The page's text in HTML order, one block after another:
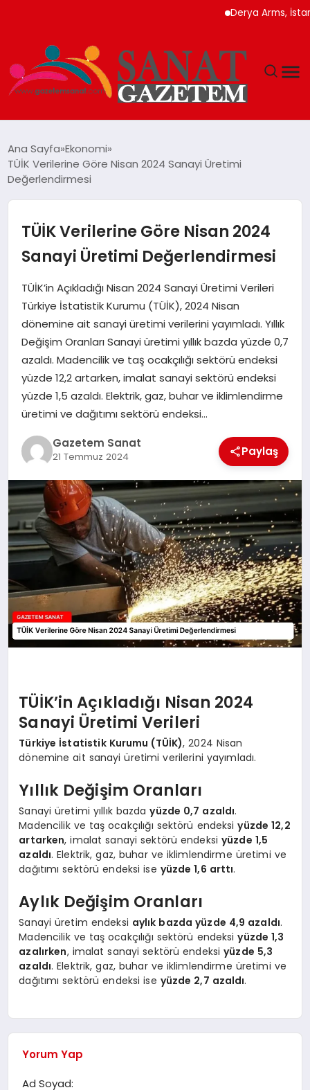
Derya Arms, İstanbul
TEKNOLOJI
YAŞAM
EKONOMI
SAĞLIK
DÜNYA
Ana Sayfa Ekonomi
TÜİK Verilerine Göre Nisan 2024 Sanayi Üretimi
Değerlendirmesi
TÜİK Verilerine Göre Nisan 2024
Sanayi Üretimi Değerlendirmesi
TÜİK’in Açıkladığı Nisan 2024 Sanayi Üretimi Verileri
Türkiye İstatistik Kurumu (TÜİK), 2024 Nisan
dönemine ait sanayi üretimi verilerini yayımladı. Yıllık
Değişim Oranları Sanayi üretimi yıllık bazda yüzde 0,7
azaldı. Madencilik ve taş ocakçılığı sektörü endeksi
yüzde 12,2 artarken, imalat sanayi sektörü endeksi
yüzde 1,5 azaldı. Elektrik, gaz, buhar ve iklimlendirme
üretimi ve dağıtımı sektörü endeksi…
Gazetem Sanat
21 Temmuz 2024 Paylaş
TÜİK’in Açıkladığı Nisan 2024
Sanayi Üretimi Verileri
Türkiye İstatistik Kurumu (TÜİK), 2024 Nisan
dönemine ait sanayi üretimi verilerini yayımladı.
Yıllık Değişim Oranları
Sanayi üretimi yıllık bazdayüzde 0,7 azaldı.
Madencilik ve taş ocakçılığı sektörü endeksiyüzde 12,2
artarken, imalat sanayi sektörü endeksi yüzde 1,5
azaldı. Elektrik, gaz, buhar ve iklimlendirme üretimi ve
dağıtımı sektörü endeksi ise yüzde 1,6 arttı.
Aylık Değişim Oranları
Sanayi üretim endeksi aylık bazda yüzde 4,9 azaldı.
Madencilik ve taş ocakçılığı sektörü endeksiyüzde 1,3
azalırken, imalat sanayi sektörü endeksiyüzde 5,3
azaldı. Elektrik, gaz, buhar ve iklimlendirme üretimi ve
dağıtımı sektörü endeksi ise yüzde 2,7 azaldı.
Yorum Yap
Ad Soyad: